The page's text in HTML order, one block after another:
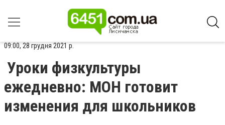
09:00, 28 грудня 2021 р.
Уроки физкультуры
ежедневно: МОН готовит
изменения для школьников